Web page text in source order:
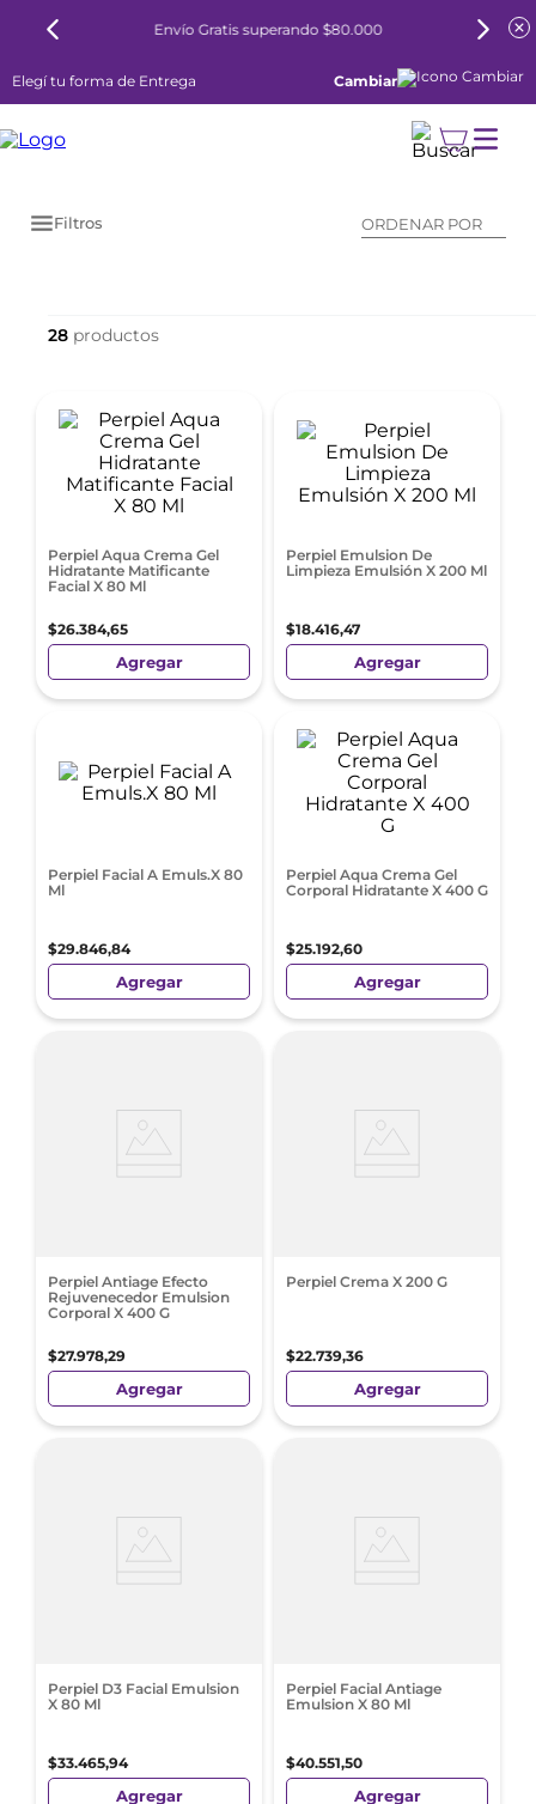
Envío Gratis superando $80.000
Elegí tu forma de Entrega Cambiar
Filtros ORDENAR POR
28
Perpiel Aqua Crema Gel
Hidratante Matificante
Facial X 80 Ml
$26.384,65
Agregar
Perpiel Emulsion De
Limpieza Emulsión X 200 Ml
$18.416,47
Agregar
Perpiel Facial A Emuls.X 80
Ml
$29.846,84
Agregar
Perpiel Aqua Crema Gel
Corporal Hidratante X 400 G
$25.192,60
Agregar
Perpiel Antiage Efecto
Rejuvenecedor Emulsion
Corporal X 400 G
$27.978,29
Agregar
Perpiel Crema X 200 G
$22.739,36
Agregar
Perpiel D3 Facial Emulsion
X 80 Ml
$33.465,94
Agregar
Perpiel Facial Antiage
Emulsion X 80 Ml
$40.551,50
Agregar